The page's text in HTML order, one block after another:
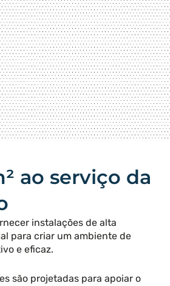
ao serviço da
instalações de alta
para criar um ambiente de
e eficaz.
são projetadas para apoiar o